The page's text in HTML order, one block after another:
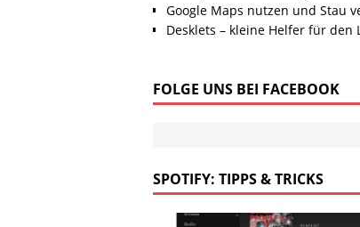
Google Maps nutzen und Stau
Desklets – kleine Helfer für den
FOLGE UNS BEI FACEBOOK
SPOTIFY: TIPPS & TRICKS